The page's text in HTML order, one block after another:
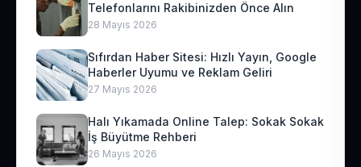
Telefonlarını Rakibinizden Önce Alın
28 Mayıs 2026
Sıfırdan Haber Sitesi: Hızlı Yayın, Google
Haberler Uyumu ve Reklam Geliri
27 Mayıs 2026
Halı Yıkamada Online Talep: Sokak Sokak
İş Büyütme Rehberi
26 Mayıs 2026